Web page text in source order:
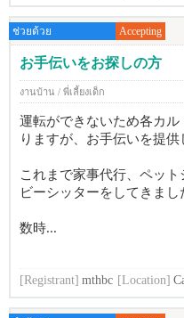
ช่วยด้วย Accepting
お手伝いをお探しの方
งานบ้าน / พี่เลี้ยงเด็ก
運転ができないため各カ
りますが、お手伝いを提供
これまで家事代行、ペッ
ビーシッターをしてきまし
数時...
[Registrant] mthbc [Location]